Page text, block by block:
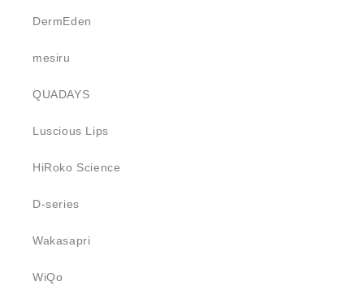
DermEden
mesiru
QUADAYS
Luscious Lips
HiRoko Science
D-series
Wakasapri
WiQo